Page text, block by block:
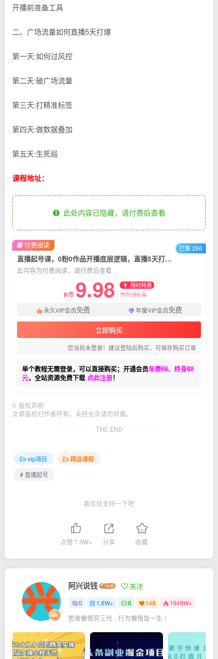
开播前准备工具
二、广场流量如何直播5天打爆
第一天:如何过风控
第二天:破广场流量
第三天:打精准标签
第四天:做数据叠加
第五天:生死局
课程地址：
此处内容已隐藏，请付费后查看
直播起号课，0粉0作品开播底层逻辑，直播5天打爆广场流量
此内容为付费阅读，请付费后查看
R币 9.98 限时特惠
R币99.8
永久VIP会员免费 年度VIP会员免费
立即购买
您当前未登录！建议登陆后购买，可保存购买订单
单个教程无需登录，可以直接购买；开通会员年费68、终身88
元，全站资源免费下载 点此注册！
付费阅读 已售 286
© 版权声明
文章版权归作者所有，未经允许请勿转载。
THE END
vip项目
精选课程
# 直播起号
喜欢就支持一下吧
点赞7.5W+ 分享 收藏
阿兴说钱 关注
0 1.6W+ 0 148 1949W+
思维懒惰穷三代 , 行为懒惰毁一生 !